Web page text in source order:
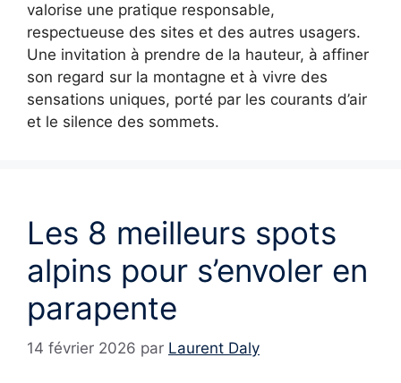
valorise une pratique responsable,
respectueuse des sites et des autres usagers.
Une invitation à prendre de la hauteur, à affiner
son regard sur la montagne et à vivre des
sensations uniques, porté par les courants d’air
et le silence des sommets.
Les 8 meilleurs spots
alpins pour s’envoler en
parapente
14 février 2026 par Laurent Daly